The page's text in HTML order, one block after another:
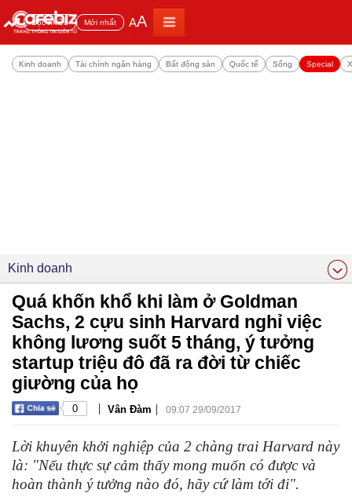
Đọc nhiều Mới nhất AA
Kinh doanh Tài chính ngân hàng Bất động sản Quốc tế Sống Special
Kinh doanh
Quá khốn khổ khi làm ở Goldman
Sachs, 2 cựu sinh Harvard nghỉ việc
không lương suốt 5 tháng, ý tưởng
startup triệu đô đã ra đời từ chiếc
giường của họ
0 | Vân Đàm | 09:07 29/09/2017
Lời khuyên khởi nghiệp của 2 chàng trai Harvard này
là: "Nếu thực sự cảm thấy mong muốn có được và
hoàn thành ý tưởng nào đó, hãy cứ làm tới đi".